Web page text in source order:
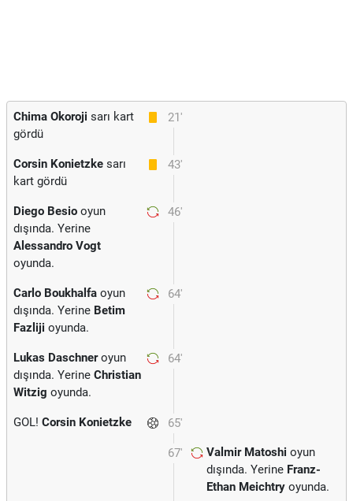
21'
Chima Okoroji sarı kart
gördü
43'
Corsin Konietzke sarı
kart gördü
46'
Diego Besio oyun
dışında. Yerine
Alessandro Vogt
oyunda.
64'
Carlo Boukhalfa oyun
dışında. Yerine Betim
Fazliji oyunda.
64'
Lukas Daschneroyun
dışında. Yerine Christian
Witzig oyunda.
65'
GOL! Corsin Konietzke
67' Valmir Matoshi oyun
dışında. Yerine Franz-
Ethan Meichtry oyunda.